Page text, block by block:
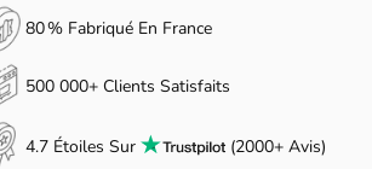
80 % Fabriqué En France
500 000+ Clients Satisfaits
4.7 Étoiles Sur (2000+ Avis)